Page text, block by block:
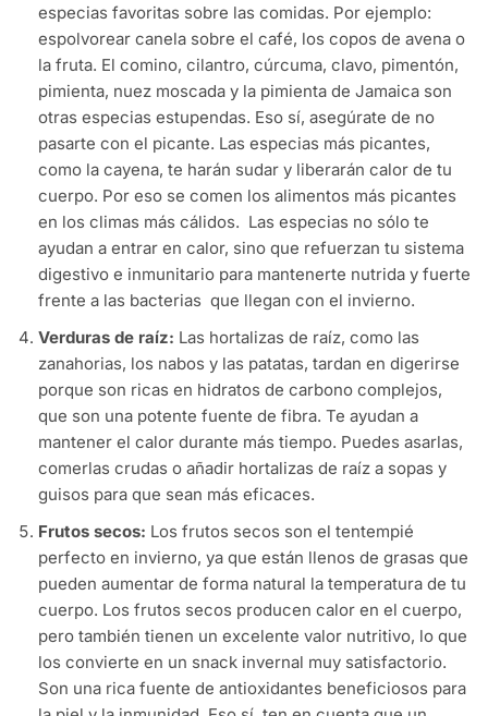
especias favoritas sobre las comidas. Por ejemplo:
espolvorear canela sobre el café, los copos de avena o
la fruta. El comino, cilantro, cúrcuma, clavo, pimentón,
pimienta, nuez moscada y la pimienta de Jamaica son
otras especias estupendas. Eso sí, asegúrate de no
pasarte con el picante. Las especias más picantes,
como la cayena, te harán sudar y liberarán calor de tu
cuerpo. Por eso se comen los alimentos más picantes
en los climas más cálidos. Las especias no sólo te
ayudan a entrar en calor, sino que refuerzan tu sistema
digestivo e inmunitario para mantenerte nutrida y fuerte
frente a las bacterias que llegan con el invierno.
Verduras de raíz: Las hortalizas de raíz, como las
zanahorias, los nabos y las patatas, tardan en digerirse
porque son ricas en hidratos de carbono complejos,
que son una potente fuente de fibra. Te ayudan a
mantener el calor durante más tiempo. Puedes asarlas,
comerlas crudas o añadir hortalizas de raíz a sopas y
guisos para que sean más eficaces.
Frutos secos: Los frutos secos son el tentempié
perfecto en invierno, ya que están llenos de grasas que
pueden aumentar de forma natural la temperatura de tu
cuerpo. Los frutos secos producen calor en el cuerpo,
pero también tienen un excelente valor nutritivo, lo que
los convierte en un snack invernal muy satisfactorio.
Son una rica fuente de antioxidantes beneficiosos para